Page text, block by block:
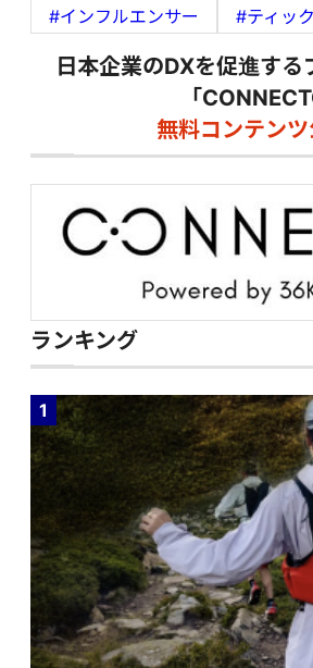
#インフルエンサー
#ティッ
日本企業のDXを促進する
「
無料コンテン
ランキング
1